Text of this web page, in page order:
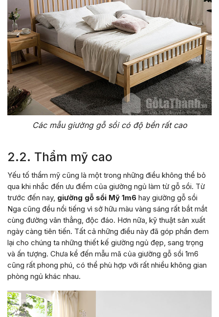
Các mẫu giường gỗ sồi có độ bền rất cao
2.2. Thẩm mỹ cao
Yếu tố thẩm mỹ cũng là một trong những điều không thể bỏ
qua khi nhắc đến ưu điểm của giường ngủ làm từ gỗ sồi. Từ
trước đến nay, giường gỗ sồi Mỹ 1m6 hay giường gỗ sồi
Nga cũng đều nổi tiếng vì sở hữu màu vàng sáng rất bắt mắt
cùng đường vân thẳng, độc đáo. Hơn nữa, kỹ thuật sản xuất
ngày càng tiên tiến. Tất cả những điều này đã góp phần đem
lại cho chúng ta những thiết kế giường ngủ đẹp, sang trọng
và ấn tượng. Chưa kể đến mẫu mã của giường gỗ sồi 1m6
cũng rất phong phú, có thể phù hợp với rất nhiều không gian
phòng ngủ khác nhau.